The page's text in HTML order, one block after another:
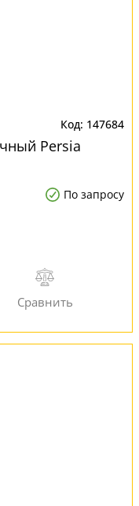
147684
Persia
По запросу